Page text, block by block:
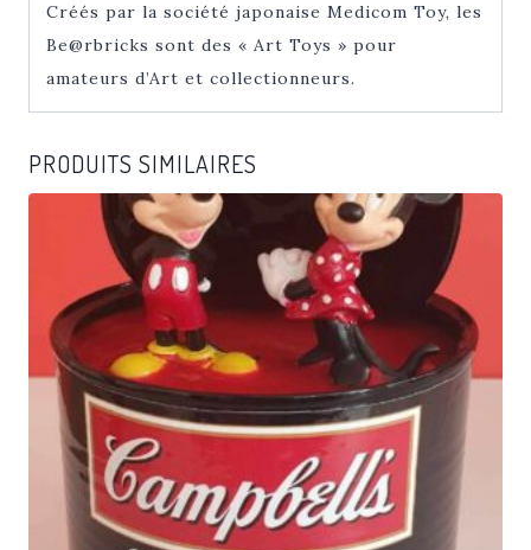
Créés par la société japonaise Medicom Toy, les
Be@rbricks sont des « Art Toys » pour
amateurs d’Art et collectionneurs.
PRODUITS SIMILAIRES